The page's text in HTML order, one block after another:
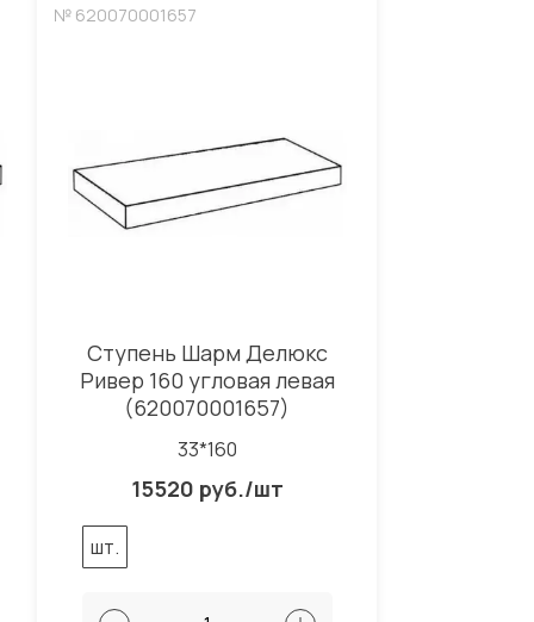
№ 620070001657
Ступень Шарм Делюкс
Ривер 160 угловая левая
(620070001657)
33*160
15520 руб./шт
шт.